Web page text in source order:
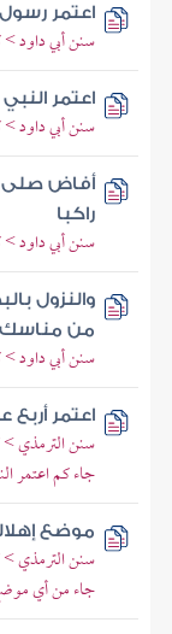
اعتمر
سنن أبي داود
اعتمر
سنن أبي داود
أفاض صلى
راكبا
سنن أبي داود
والنزول
من مناسك
سنن أبي داود
اعتمر
سنن الترمذي
جاء كم اعتمر
موضع
سنن الترمذي
جاء من أي